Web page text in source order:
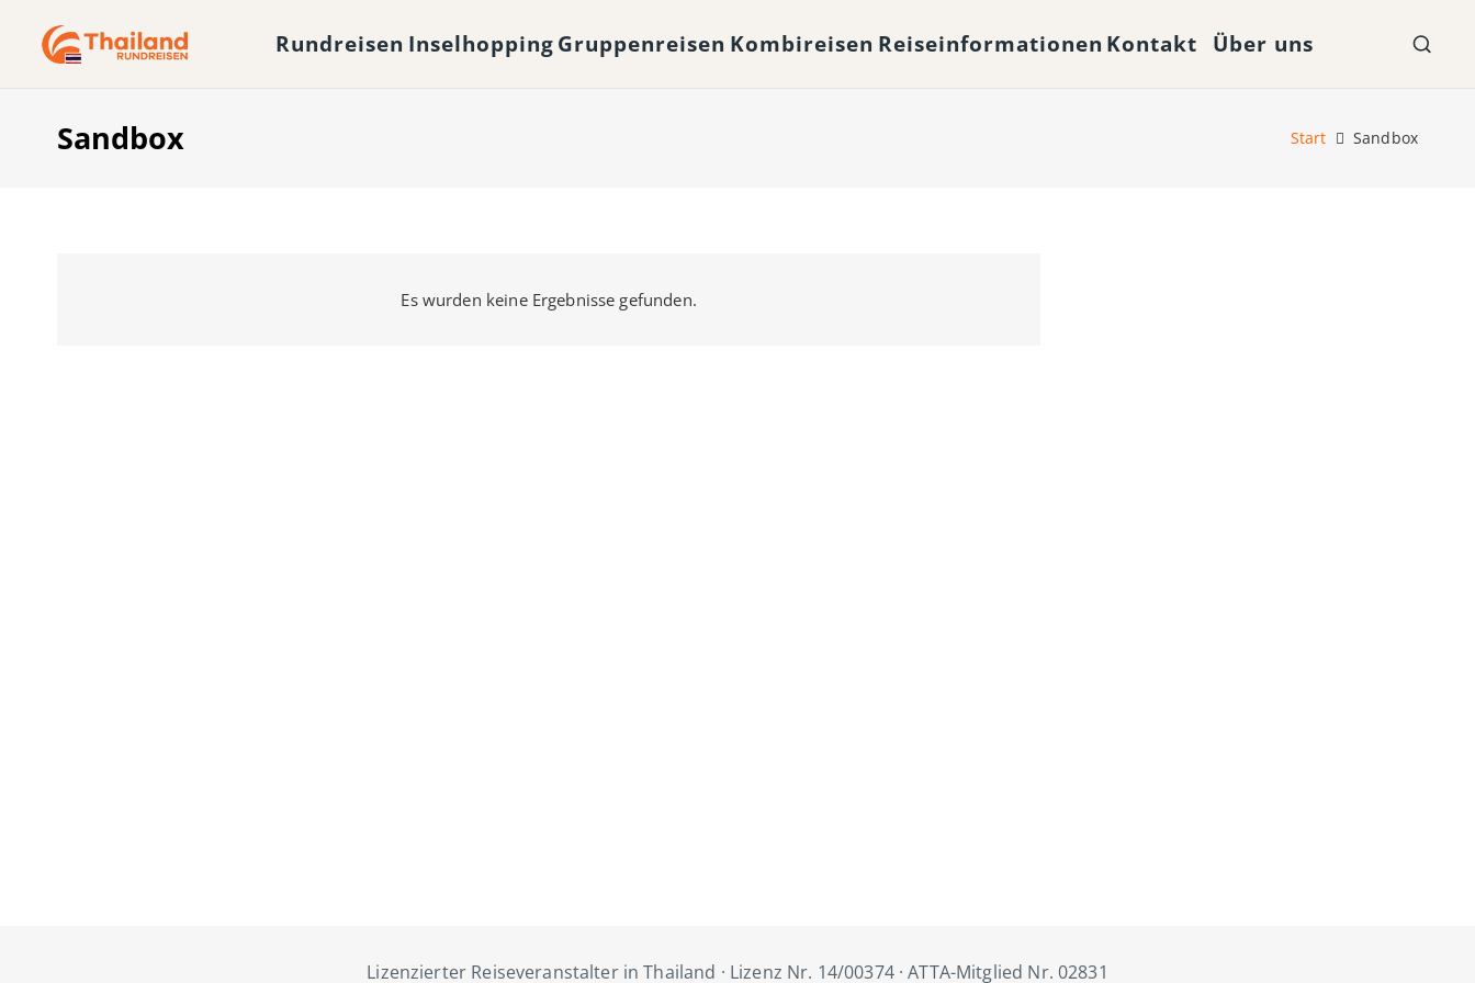
Rundreisen InselhoppingGruppenreisen Kombireisen Reiseinformationen Kontakt Über uns
Sandbox Start Sandbox
Es wurden keine Ergebnisse gefunden.
Lizenzierter Reiseveranstalter in Thailand · Lizenz Nr. 14/00374 · ATTA-Mitglied Nr. 02831